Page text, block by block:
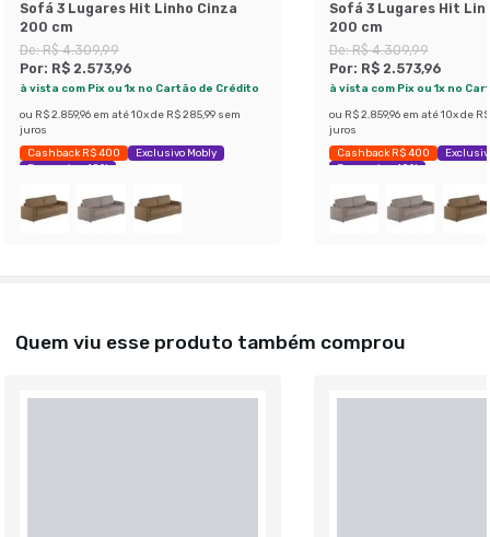
Sofá 3 Lugares Hit Linho Cinza
200 cm
De:R$ 4.309,99
Por: R$ 2.573,96
à vista com Pix ou 1x no Cartão de Crédito
ou R$ 2.859,96 em até 10x de R$ 285,99 sem
juros
Cashback R$ 400
Exclusivo Mobly
Economize 40%
Sofá 3 Lugares Hit
200 cm
De:R$ 4.309,99
Por: R$ 2.573,96
à vista com Pix ou 1x no
ou R$ 2.859,96 em até 10x de
juros
Cashback R$ 400
Economize 40%
Quem viu esse produto também comprou